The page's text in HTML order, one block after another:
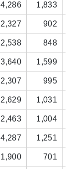
4,286 1,833
2,327 902
2,538 848
3,640 1,599
2,307 995
2,629 1,031
2,463 1,004
4,287 1,251
1,900 701